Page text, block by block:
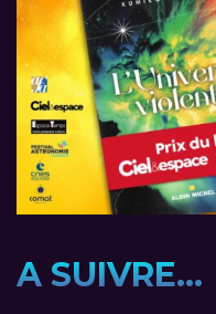
A SUIVRE...